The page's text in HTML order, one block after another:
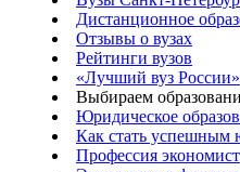
Дистанционное
Отзывы о вузах
Рейтинги вузов
«Лучший вуз России»
Выбираем
Юридическое
Как стать успешным
Профессия экономист